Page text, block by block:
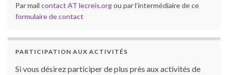
Par mail contact AT lecreis.orgou par l’intermédiaire de ce
formulaire de contact
PARTICIPATION AUX ACTIVITÉS
Si vous désirez participer de plus près aux activités de